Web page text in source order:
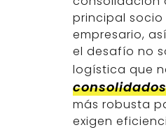
principal
empresario,
el desafío no
logística que
más robusta
exigen